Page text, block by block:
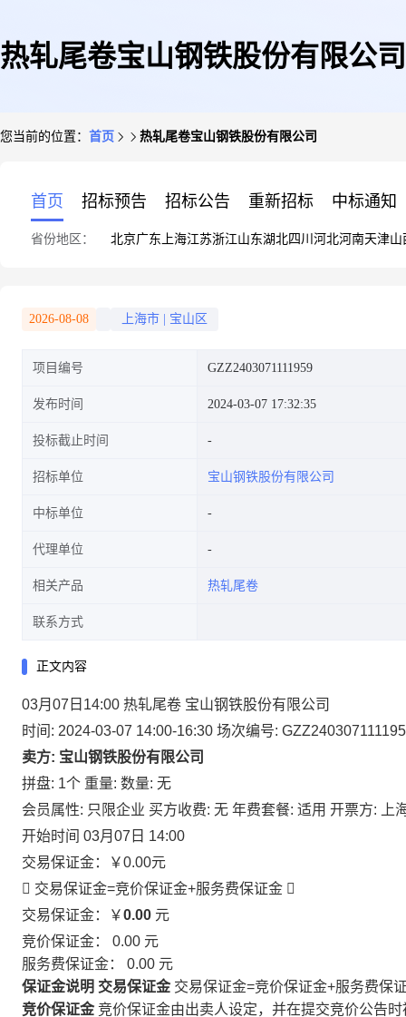
热轧尾卷宝山钢铁股份有限公司
您当前的位置： 首页 热轧尾卷宝山钢铁股份有限公司
首页 招标预告 招标公告 重新招标 中标通知
省份地区： 北京广东 上海江苏浙江山东湖北四川 河北河南天津山
2026-08-08 上海市 宝山区
项目编号 GZZ2403071111959
发布时间 2024-03-07 17:32:35
投标截止时间
招标单位 宝山钢铁股份有限公司
中标单位
代理单位
相关产品 热轧尾卷
联系方式
正文内容
03月07日14:00 热轧尾卷 宝山钢铁股份有限公司
时间: 2024-03-07 14:00-16:30 场次编号:
卖方: 宝山钢铁股份有限公司
拼盘: 1个 重量: 数量: 无
会员属性: 只限企业 买方收费: 无 年费套餐: 适用 开票方: 上
开始时间 03月07日 14:00
交易保证金：
￥0.00元
 交易保证金=竞价保证金+服务费保证金 
交易保证金：￥0.00 元
竞价保证金： 0.00 元
服务费保证金： 0.00 元
保证金说明 交易保证金 交易保证金=竞价保证金+服务费保
竞价保证金 竞价保证金由出卖人设定，并在提交竞价公告